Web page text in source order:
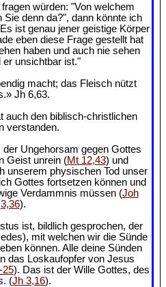
würden: "Von welchem
Sie denn da?", dann könnte ich
ist genau jener geistige Körper
eben diese Frage gestellt hat
haben und auch nie sehen
er unsichtbar ist."
macht; das Fleisch nützt
Jh 6,63.
auch den biblisch-christlichen
verstanden.
der Ungehorsam gegen Gottes
Geist unrein (Mt 12,43) und
unserem physischen Tod unser
Gottes fortsetzen können und
Verdammnis müssen (Joh
3,36).
ist, bildlich gesprochen, der
mit welchen wir die Sünde
können. Alle deine Sünden
das Loskaufopfer von Jesus
25). Das ist der Wille Gottes, des
(Jh 3,16).